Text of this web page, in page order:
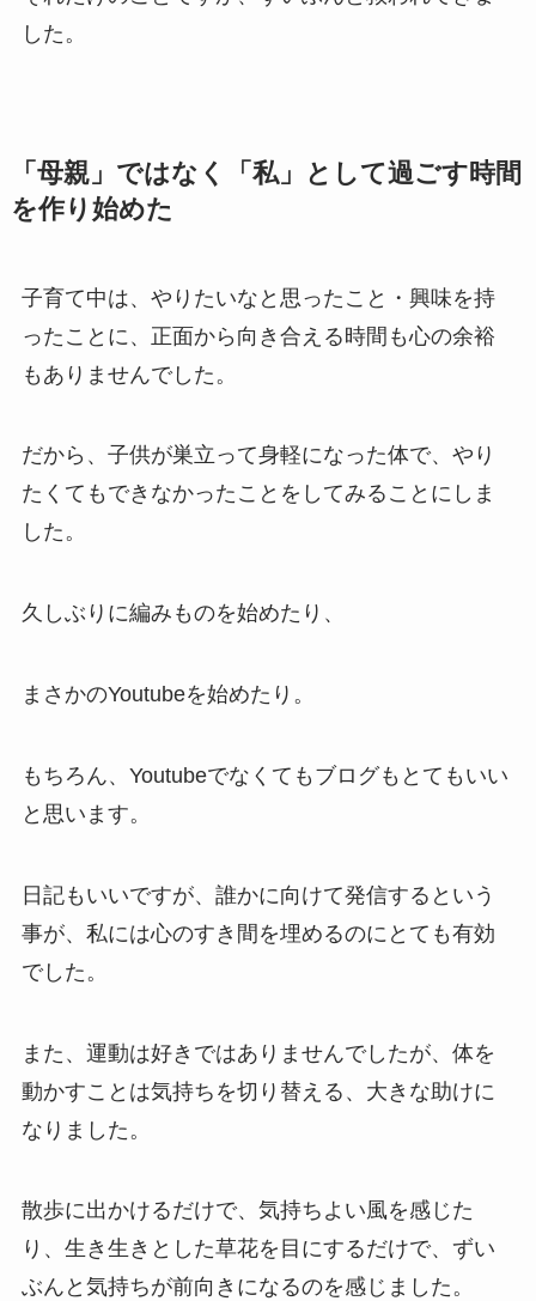
した。
「母親」ではなく「私」として過ごす時間
を作り始めた
子育て中は、やりたいなと思ったこと・興味を持
ったことに、正面から向き合える時間も心の余裕
もありませんでした。
だから、子供が巣立って身軽になった体で、やり
たくてもできなかったことをしてみることにしま
した。
久しぶりに編みものを始めたり、
まさかのYoutubeを始めたり。
もちろん、Youtubeでなくてもブログもとてもいい
と思います。
日記もいいですが、誰かに向けて発信するという
事が、私には心のすき間を埋めるのにとても有効
でした。
また、運動は好きではありませんでしたが、体を
動かすことは気持ちを切り替える、大きな助けに
なりました。
散歩に出かけるだけで、気持ちよい風を感じた
り、生き生きとした草花を目にするだけで、ずい
ぶんと気持ちが前向きになるのを感じました。